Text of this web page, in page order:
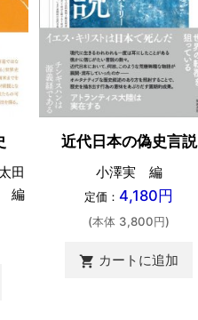
田
編
近代日本の偽史言説
小澤実 編
定価： 4,180円
(本体 3,800円)
shopping_cart カートに追加